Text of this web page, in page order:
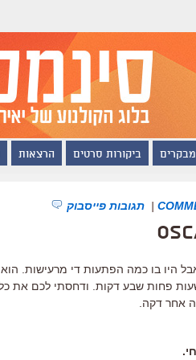
ביקורות סרטים הרצאות
| תגובות פייסבוק